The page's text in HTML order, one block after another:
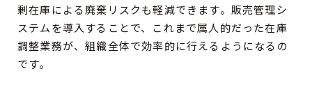
剰在庫による廃棄リスクも軽減できます。販売管理シ
ステムを導入することで、これまで属人的だった在庫
調整業務が、組織全体で効率的に行えるようになるの
です。